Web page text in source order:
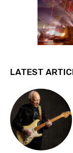
LATEST